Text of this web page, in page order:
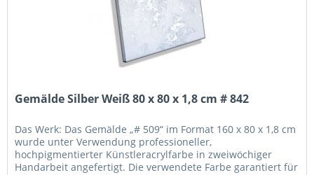
Gemälde Silber Weiß 80 x 80 x 1,8 cm # 842
Das Werk: Das Gemälde „# 509“ im Format 160 x 80 x 1,8 cm
wurde unter Verwendung professioneller,
hochpigmentierter Künstleracrylfarbe in zweiwöchiger
Handarbeit angefertigt. Die verwendete Farbe garantiert für